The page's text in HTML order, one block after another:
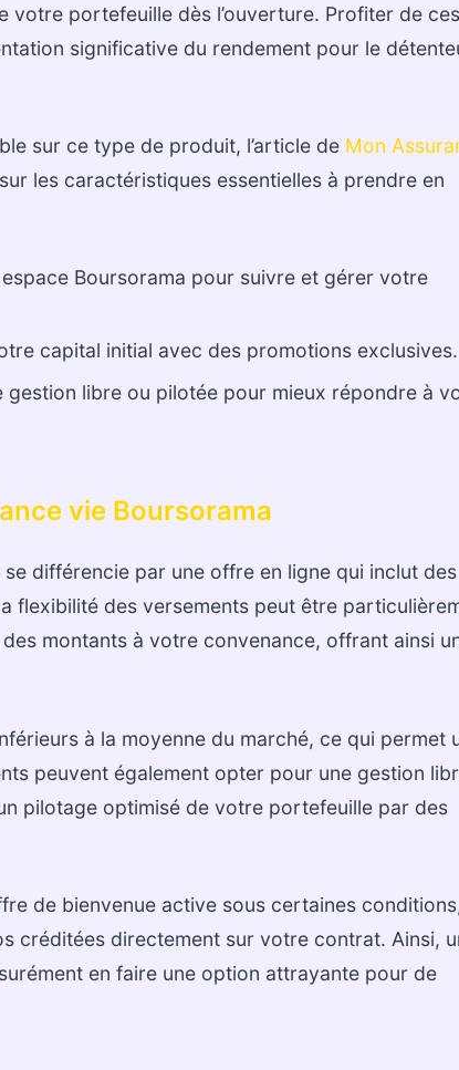
votre portefeuille dès l’ouverture. Profiter de ces
significative du rendement pour le
sur ce type de produit, l’article de Mon
les caractéristiques essentielles à prendre en
Boursorama pour suivre et gérer votre
capital initial avec des promotions exclusives.
gestion libre ou pilotée pour mieux répondre à
vie Boursorama
différencie par une offre en ligne qui inclut des
flexibilité des versements peut être
montants à votre convenance, offrant ainsi
à la moyenne du marché, ce qui permet
peuvent également opter pour une gestion
pilotage optimisé de votre portefeuille par des
de bienvenue active sous certaines
créditées directement sur votre contrat. Ainsi,
en faire une option attrayante pour de